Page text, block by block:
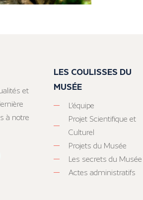
et
à notre
LES COULISSES DU
MUSÉE
L’équipe
Projet Scientifique et
Culturel
Projets du Musée
Les secrets du Musée
Actes administratifs